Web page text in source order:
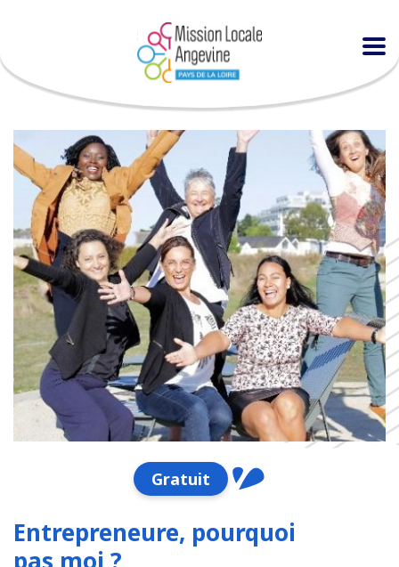
Accueil Agenda Entrepreneure, pourquoi pas moi ?
Gratuit
Entrepreneure, pourquoi